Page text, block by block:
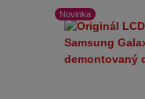
Novinka